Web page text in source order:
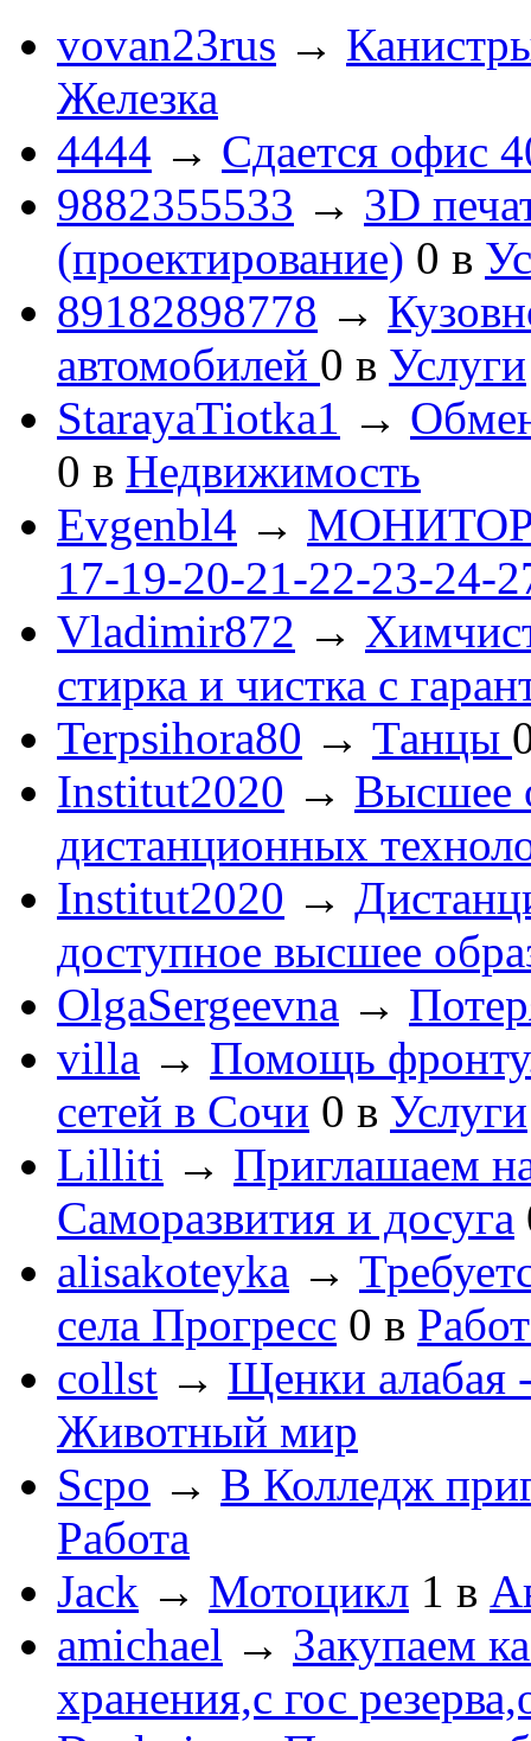
vovan23rus →
Железка
4444 → Сдается офис
9882355533 → 3D
(проектирование) 0 в
89182898778 →
автомобилей 0 в Услуги
StarayaTiotka1 →
0 в Недвижимость
Evgenbl4 → МОНИТОРЫ
17-19-20-21-22-23-24-
Vladimir872 →
стирка и чистка с
Terpsihora80 → Танцы
Institut2020 → Высшее
дистанционных
Institut2020 →
доступное высшее
OlgaSergeevna →
villa → Помощь
сетей в Сочи 0 в Услуги
Lilliti → Приглашаем
Саморазвития и досуга
alisakoteyka →
села Прогресс 0 в
collst → Щенки алабая
Животный мир
Scpo → В Колледж
Работа
Jack → Мотоцикл 1 в
amichael → Закупаем
хранения,с гос